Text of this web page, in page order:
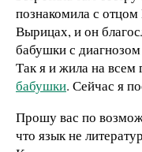
познакомила с
Вырицах, и он
бабушки с
Так я и жила на всем
бабушки. Сейчас я
Прошу вас по
что язык не